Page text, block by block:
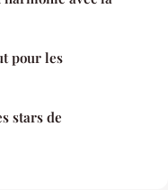
pour les
stars de